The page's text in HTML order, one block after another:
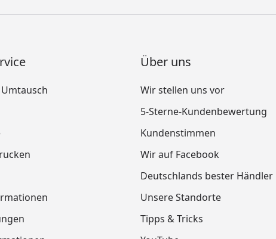
Über uns
Wir stellen uns vor
5-Sterne-Kundenbewertung
Kundenstimmen
Wir auf Facebook
Deutschlands bester Händler
Unsere Standorte
Tipps & Tricks